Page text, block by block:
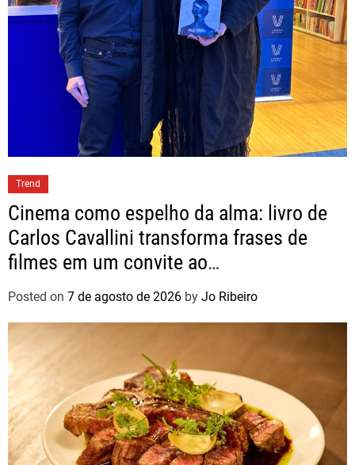
Trend
Cinema como espelho da alma: livro de
Carlos Cavallini transforma frases de
filmes em um convite ao
autoconhecimento
Posted on 7 de agosto de 2026 by Jo Ribeiro